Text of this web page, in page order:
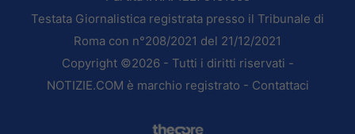
Testata Giornalistica registrata presso il Tribunale di
Roma con n°208/2021 del 21/12/2021
Copyright ©2026 - Tutti i diritti riservati -
NOTIZIE.COM è marchio registrato - Contattaci